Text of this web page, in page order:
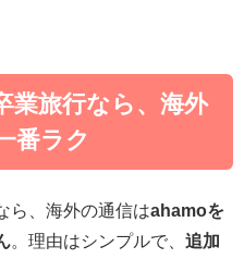
業旅行なら、海外
番ラク
ら、海外の通信はahamoを
。理由はシンプルで、 追加